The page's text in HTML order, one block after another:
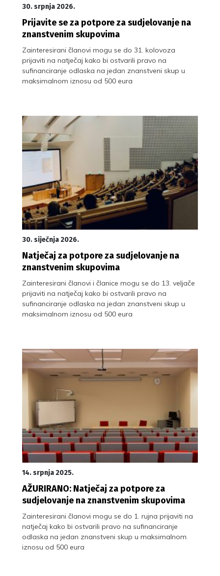
30. srpnja 2026.
Prijavite se za potpore za sudjelovanje na
znanstvenim skupovima
Zainteresirani članovi mogu se do 31. kolovoza
prijaviti na natječaj kako bi ostvarili pravo na
sufinanciranje odlaska na jedan znanstveni skup u
maksimalnom iznosu od 500 eura
30. siječnja 2026.
Natječaj za potpore za sudjelovanje na
znanstvenim skupovima
Zainteresirani članovi i članice mogu se do 13. veljače
prijaviti na natječaj kako bi ostvarili pravo na
sufinanciranje odlaska na jedan znanstveni skup u
maksimalnom iznosu od 500 eura
14. srpnja 2025.
AŽURIRANO: Natječaj za potpore za
sudjelovanje na znanstvenim skupovima
Zainteresirani članovi mogu se do 1. rujna prijaviti na
natječaj kako bi ostvarili pravo na sufinanciranje
odlaska na jedan znanstveni skup u maksimalnom
iznosu od 500 eura